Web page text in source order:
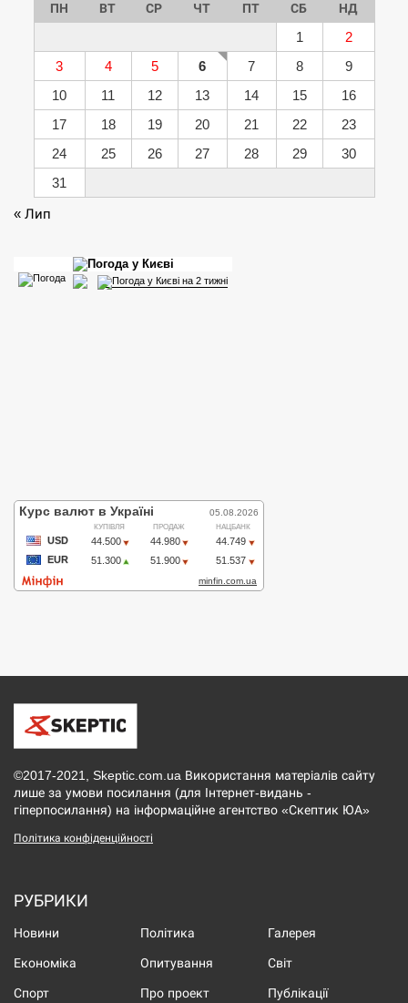
ПН ВТ СР ЧТ ПТ СБ НД
1
2
3
4 5 6 7 8
9
10
11 12 13 14 15
16
17
18 19 20 21 22
23
24
25 26 27 28 29
30
31
« Лип
©2017-2021, Skeptic.com.ua Використання матеріалів сайту
лише за умови посилання (для Інтернет-видань -
гіперпосилання) на інформаційне агентство «Скептик ЮА»
Політика конфіденційності
РУБРИКИ
Новини Політика Галерея
Економіка Опитування Світ
Спорт Про проект Публікації